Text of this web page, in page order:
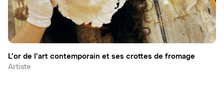
L’or de l’art contemporain et ses crottes de fromage
Artiste